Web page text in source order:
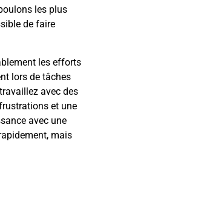
les plus
de faire
les efforts
lors de tâches
avec des
et une
avec une
mais